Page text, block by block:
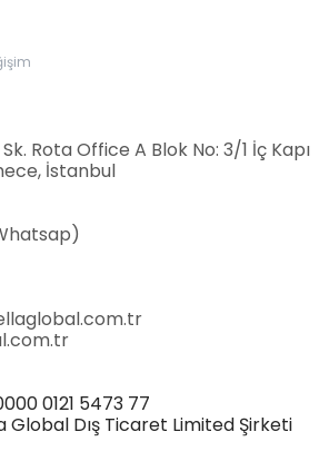
Rota Office A Blok No: 3/1 İç Kapı
İstanbul
0121 5473 77
Global Dış Ticaret Limited Şirketi